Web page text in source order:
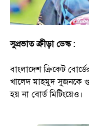
সুপ্রভাত ক্রীড়া ডেস্ক :
বাংলাদেশ ক্রিকেট
খালেদ মাহমুদ সুজনকে
হয় না বোর্ড মিটিংয়েও।